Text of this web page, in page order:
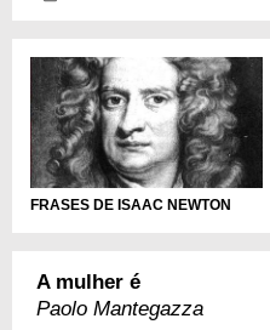
FRASES DE ISAAC NEWTON
A mulher é
Paolo Mantegazza